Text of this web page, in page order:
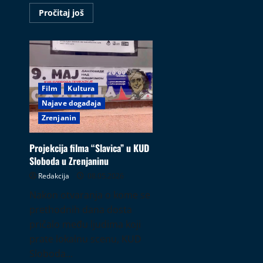
Pročitaj jošRead
more
počinje
pitanjem
Film
Kultura
Najave događaja
Zrenjanin
Projekcija filma “Slavica” u KUD
Sloboda u Zrenjaninu
Redakcija 08.05.2026
Nakon otvaranja o kome se
prethodnih dana dosta
pričalo među ljudima koji
prate lokalnu scenu, KUD
Sloboda...